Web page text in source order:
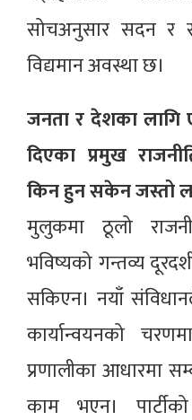
सोचअनुसार सदन र
विद्यमान अवस्था छ।
जनता र देशका लागि
दिएका प्रमुख
किन हुन सकेन जस्तो
मुलुकमा ठूलो
भविष्यको गन्तव्य
सकिएन। नयाँ
कार्यान्वयनको
प्रणालीका आधारमा
काम भएन।